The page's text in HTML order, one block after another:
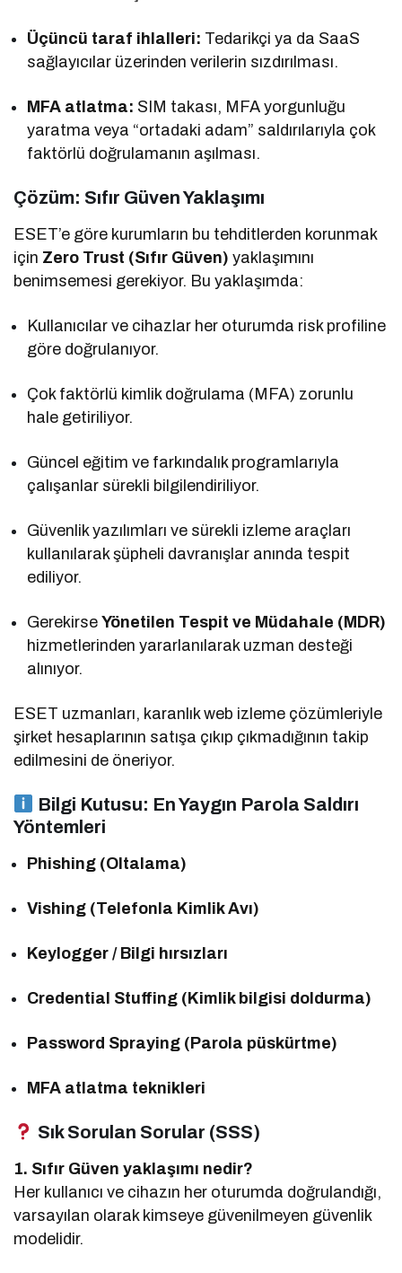
Üçüncü taraf ihlalleri: Tedarikçi ya da SaaS
sağlayıcılar üzerinden verilerin sızdırılması.
MFA atlatma: SIM takası, MFA yorgunluğu
yaratma veya “ortadaki adam” saldırılarıyla çok
faktörlü doğrulamanın aşılması.
Çözüm: Sıfır Güven Yaklaşımı
ESET’e göre kurumların bu tehditlerden korunmak
için Zero Trust (Sıfır Güven) yaklaşımını
benimsemesi gerekiyor. Bu yaklaşımda:
Kullanıcılar ve cihazlar her oturumda risk profiline
göre doğrulanıyor.
Çok faktörlü kimlik doğrulama (MFA) zorunlu
hale getiriliyor.
Güncel eğitim ve farkındalık programlarıyla
çalışanlar sürekli bilgilendiriliyor.
Güvenlik yazılımları ve sürekli izleme araçları
kullanılarak şüpheli davranışlar anında tespit
ediliyor.
GerekirseYönetilen Tespit ve Müdahale (MDR)
hizmetlerinden yararlanılarak uzman desteği
alınıyor.
ESET uzmanları, karanlık web izleme çözümleriyle
şirket hesaplarının satışa çıkıp çıkmadığının takip
edilmesini de öneriyor.
Bilgi Kutusu: En Yaygın Parola Saldırı
Yöntemleri
Phishing (Oltalama)
Vishing (Telefonla Kimlik Avı)
Keylogger / Bilgi hırsızları
Credential Stuffing (Kimlik bilgisi doldurma)
Password Spraying (Parola püskürtme)
MFA atlatma teknikleri
Sık Sorulan Sorular (SSS)
1. Sıfır Güven yaklaşımı nedir?
Her kullanıcı ve cihazın her oturumda doğrulandığı,
varsayılan olarak kimseye güvenilmeyen güvenlik
modelidir.